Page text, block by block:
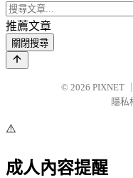
推薦文章
關閉搜尋
© 2026 PIXNET
隱私
⚠️
成人內容提醒